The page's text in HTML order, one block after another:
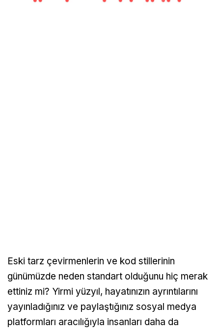
Eski tarz çevirmenlerin ve kod stillerinin
günümüzde neden standart olduğunu hiç merak
ettiniz mi? Yirmi yüzyıl, hayatınızın ayrıntılarını
yayınladığınız ve paylaştığınız sosyal medya
platformları aracılığıyla insanları daha da